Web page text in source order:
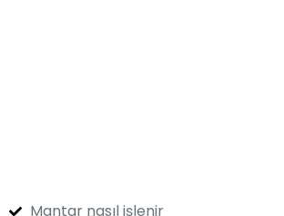
Mantar nasıl işlenir